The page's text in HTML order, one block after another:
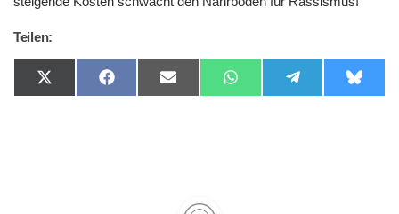
Teilen:
Share
on
Share
on
Share
on
Share
on
Share
on
Share
on